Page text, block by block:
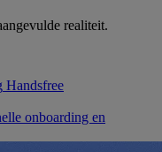
realiteit.
Handsfree
onboarding en